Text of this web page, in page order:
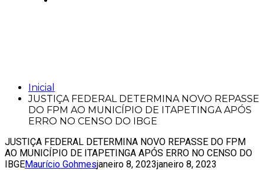
Inicial
JUSTIÇA FEDERAL DETERMINA NOVO REPASSE
DO FPM AO MUNICÍPIO DE ITAPETINGA APÓS
ERRO NO CENSO DO IBGE
JUSTIÇA FEDERAL DETERMINA NOVO REPASSE DO FPM
AO MUNICÍPIO DE ITAPETINGA APÓS ERRO NO CENSO DO
IBGEMaurício Gohmesjaneiro 8, 2023janeiro 8, 2023